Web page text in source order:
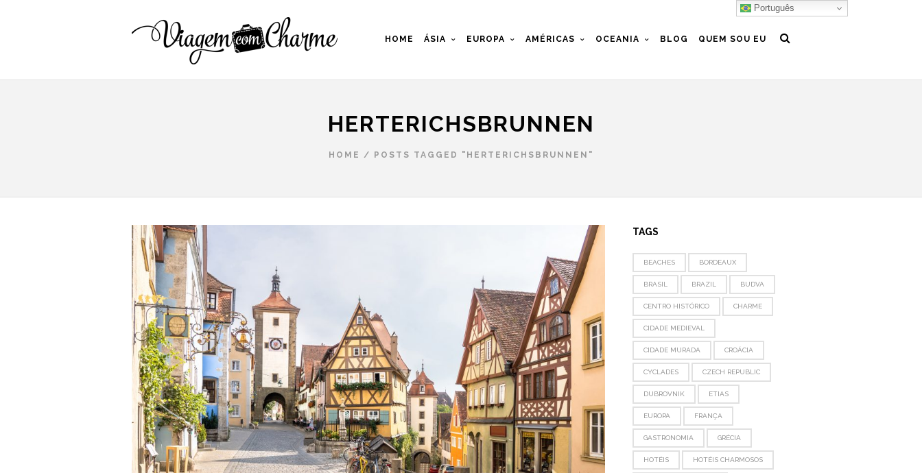
HOME ÁSIA EUROPA AMÉRICAS OCEANIA BLOG QUEM SOU EU
HERTERICHSBRUNNEN
HOME / POSTS TAGGED "HERTERICHSBRUNNEN"
TAGS
BEACHES BORDEAUX
BRASIL BRAZIL BUDVA
CENTRO HISTÓRICO CHARME
CIDADE MEDIEVAL
CIDADE MURADA CROÁCIA
CYCLADES CZECH REPUBLIC
DUBROVNIK ETIAS
EUROPA FRANÇA
GASTRONOMIA GRÉCIA
HOTÉIS HOTÉIS CHARMOSOS
Português